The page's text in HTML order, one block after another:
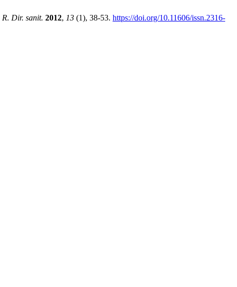
R. Dir. sanit. 2012, 13 (1), 38-53. https://doi.org/10.11606/issn.2316-